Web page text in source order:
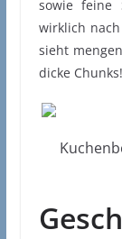
sowie feine
wirklich
sieht
dicke Chunks!